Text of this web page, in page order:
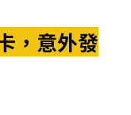
，意外發